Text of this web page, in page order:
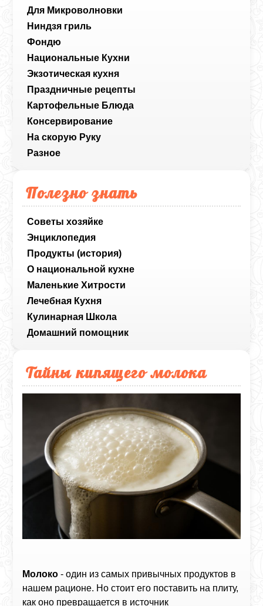
Для Микроволновки
Ниндзя гриль
Фондю
Национальные Кухни
Экзотическая кухня
Праздничные рецепты
Картофельные Блюда
Консервирование
На скорую Руку
Разное
Полезно знать
Советы хозяйке
Энциклопедия
Продукты (история)
О национальной кухне
Маленькие Хитрости
Лечебная Кухня
Кулинарная Школа
Домашний помощник
Тайны кипящего молока
Молоко - один из самых привычных продуктов в
нашем рационе. Но стоит его поставить на плиту,
как оно превращается в источник